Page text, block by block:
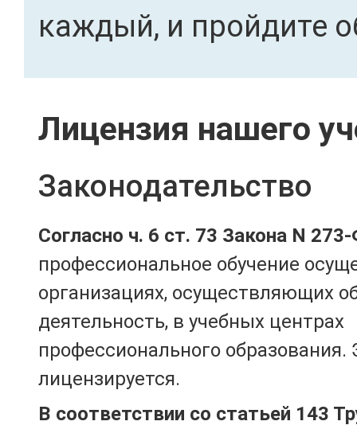
каждый, и пройдите
Лицензия нашего
Законодательство
Согласно ч. 6 ст. 73 Закона N
профессиональное обучение
организациях, осуществляющих
деятельность, в учебных центрах
профессионального образования.
лицензируется.
В соответствии со статьей 143